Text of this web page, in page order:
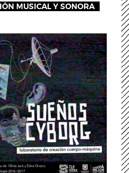
MUSICAL Y SONORA